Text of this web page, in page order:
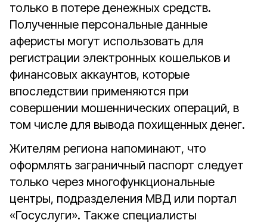
только в потере денежных средств.
Полученные персональные данные
аферисты могут использовать для
регистрации электронных кошельков и
финансовых аккаунтов, которые
впоследствии применяются при
совершении мошеннических операций, в
том числе для вывода похищенных денег.
Жителям региона напоминают, что
оформлять заграничный паспорт следует
только через многофункциональные
центры, подразделения МВД или портал
«Госуслуги». Также специалисты